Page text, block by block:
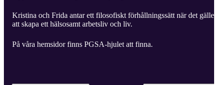
Kristina och Frida antar ett filosofiskt förhållningssätt när det gäller
att skapa ett hälsosamt arbetsliv och liv.
På våra hemsidor finns PGSA-hjulet att finna.